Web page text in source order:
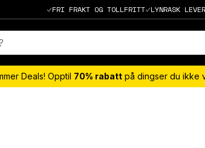
FRI FRAKT OG TOLLFRITT LYNRASK
Deals! Opptil 70% rabattpå dingser du ikke